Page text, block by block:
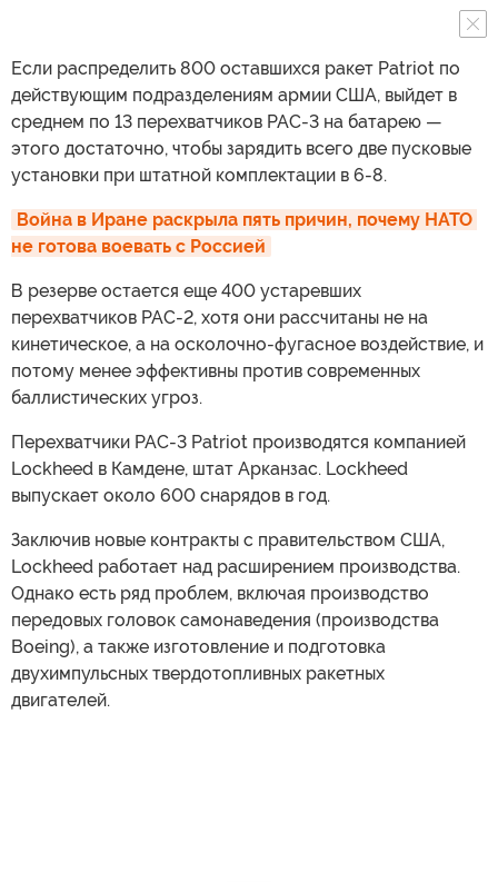
Если распределить 800 оставшихся ракет Patriot по
действующим подразделениям армии США, выйдет в
среднем по 13 перехватчиков PAC-3 на батарею —
этого достаточно, чтобы зарядить всего две пусковые
установки при штатной комплектации в 6-8.
Война в Иране раскрыла пять причин, почему НАТО
не готова воевать с Россией
В резерве остается еще 400 устаревших
перехватчиков PAC-2, хотя они рассчитаны не на
кинетическое, а на осколочно-фугасное воздействие, и
потому менее эффективны против современных
баллистических угроз.
Перехватчики PAC-3 Patriot производятся компанией
Lockheed в Камдене, штат Арканзас. Lockheed
выпускает около 600 снарядов в год.
Заключив новые контракты с правительством США,
Lockheed работает над расширением производства.
Однако есть ряд проблем, включая производство
передовых головок самонаведения (производства
Boeing), а также изготовление и подготовка
двухимпульсных твердотопливных ракетных
двигателей.